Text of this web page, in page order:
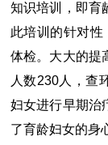
知识培训，即育
此培训的针对性
体检。大大的提
人数230人，查
妇女进行早期治
了育龄妇女的身